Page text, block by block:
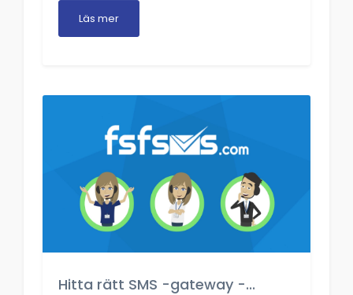
Läs mer
Hitta rätt SMS -gateway -...